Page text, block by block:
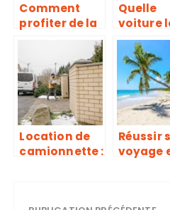
Comment
profiter de la
avec un petit
budget ?
Quelle
voiture
pendant
votre
en
Location de
camionnette :
Réussir
voyage